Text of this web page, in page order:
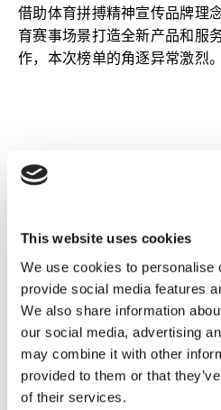
This website uses cookies
We use cookies to personalise
provide social media features
We also share information
our social media, advertising
may combine it with other
provided to them or that
of their services.
借助体育拼搏精神宣传品牌理
育赛事场景打造全新产品和服
作，本次榜单的角逐异常激烈。
写下方表格，即可下载。
欲了解Kantar Marketplace相
Mktchina@Kantar.com 。